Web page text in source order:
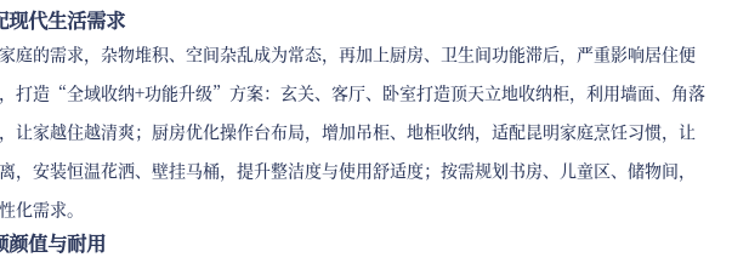
现代生活需求
庭的需求，杂物堆积、空间杂乱成为常态，再加上厨房、卫生间功能滞后，严重影响居住便
打造“全域收纳+功能升级”方案：玄关、客厅、卧室打造顶天立地收纳柜，利用墙面、角落
家越住越清爽；厨房优化操作台布局，增加吊柜、地柜收纳，适配昆明家庭烹饪习惯，让
，安装恒温花洒、壁挂马桶，提升整洁度与使用舒适度；按需规划书房、儿童区、储物间，
化需求。
颜值与耐用